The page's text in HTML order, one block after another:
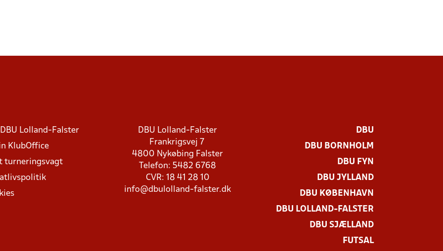
Lolland-Falster
KlubOffice
turneringsvagt
DBU Lolland-Falster
Frankrigsvej 7
4800 Nykøbing Falster
Telefon: 5482 6768
CVR: 18 41 28 10
info@dbulolland-falster.dk
DBU
DBU BORNHOLM
DBU FYN
DBU JYLLAND
DBU KØBENHAVN
DBU LOLLAND-FALSTER
DBU SJÆLLAND
FUTSAL